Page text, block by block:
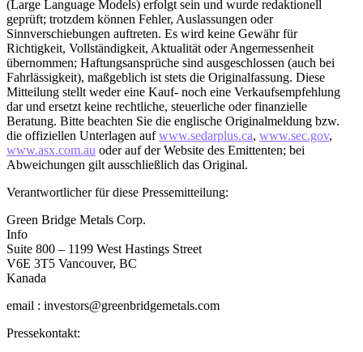
(Large Language Models) erfolgt sein und wurde redaktionell
geprüft; trotzdem können Fehler, Auslassungen oder
Sinnverschiebungen auftreten. Es wird keine Gewähr für
Richtigkeit, Vollständigkeit, Aktualität oder Angemessenheit
übernommen; Haftungsansprüche sind ausgeschlossen (auch bei
Fahrlässigkeit), maßgeblich ist stets die Originalfassung. Diese
Mitteilung stellt weder eine Kauf- noch eine Verkaufsempfehlung
dar und ersetzt keine rechtliche, steuerliche oder finanzielle
Beratung. Bitte beachten Sie die englische Originalmeldung bzw.
die offiziellen Unterlagen aufwww.sedarplus.ca, www.sec.gov,
www.asx.com.au oder auf der Website des Emittenten; bei
Abweichungen gilt ausschließlich das Original.
Verantwortlicher für diese Pressemitteilung:
Green Bridge Metals Corp.
Info
Suite 800 – 1199 West Hastings Street
V6E 3T5 Vancouver, BC
Kanada
email : investors@greenbridgemetals.com
Pressekontakt: